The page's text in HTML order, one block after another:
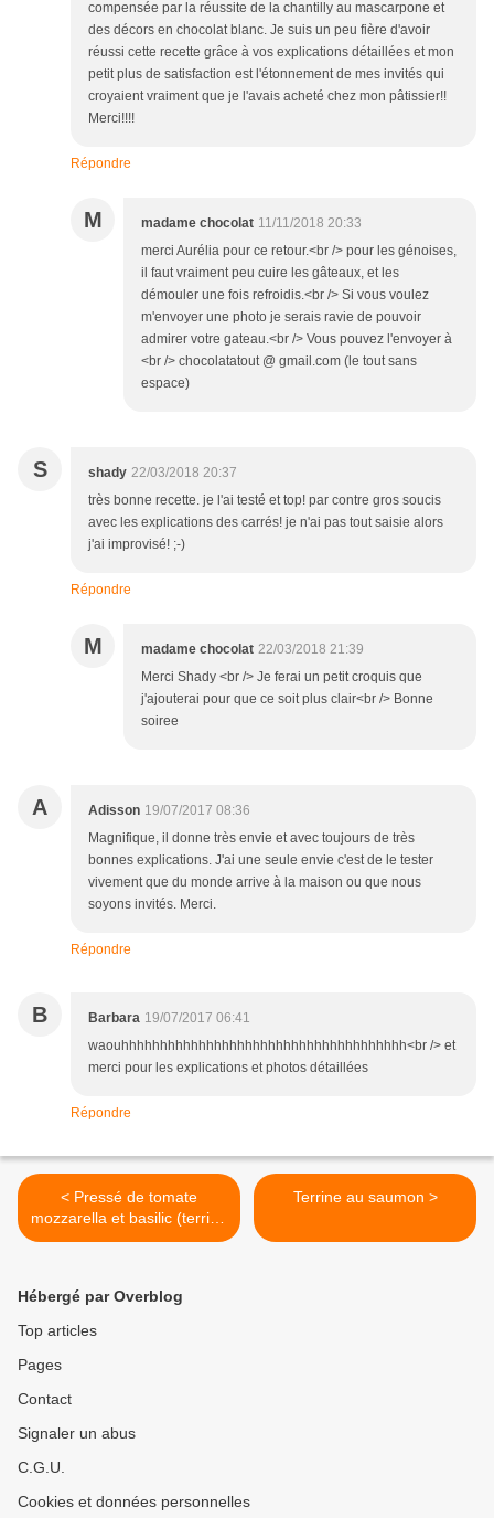
compensée par la réussite de la chantilly au mascarpone et
des décors en chocolat blanc. Je suis un peu fière d'avoir
réussi cette recette grâce à vos explications détaillées et mon
petit plus de satisfaction est l'étonnement de mes invités qui
croyaient vraiment que je l'avais acheté chez mon pâtissier!!
Merci!!!!
Répondre
M madame chocolat 11/11/2018 20:33
merci Aurélia pour ce retour.<br /> pour les génoises,
il faut vraiment peu cuire les gâteaux, et les
démouler une fois refroidis.<br /> Si vous voulez
m'envoyer une photo je serais ravie de pouvoir
admirer votre gateau.<br /> Vous pouvez l'envoyer à
<br /> chocolatatout @ gmail.com (le tout sans
espace)
S shady 22/03/2018 20:37
très bonne recette. je l'ai testé et top! par contre gros soucis
avec les explications des carrés! je n'ai pas tout saisie alors
j'ai improvisé! ;-)
Répondre
M madame chocolat 22/03/2018 21:39
Merci Shady <br /> Je ferai un petit croquis que
j'ajouterai pour que ce soit plus clair<br /> Bonne
soiree
A Adisson 19/07/2017 08:36
Magnifique, il donne très envie et avec toujours de très
bonnes explications. J'ai une seule envie c'est de le tester
vivement que du monde arrive à la maison ou que nous
soyons invités. Merci.
Répondre
B Barbara 19/07/2017 06:41
waouhhhhhhhhhhhhhhhhhhhhhhhhhhhhhhhhhhhhh<br /> et
merci pour les explications et photos détaillées
Répondre
< Pressé de tomate
mozzarella et basilic (terrine
sans cuisson)
Terrine au saumon >
Hébergé par Overblog
Top articles
Pages
Contact
Signaler un abus
C.G.U.
Cookies et données personnelles